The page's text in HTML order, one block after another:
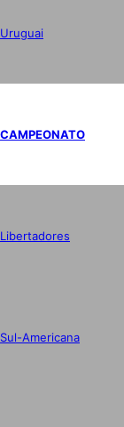
Uruguai
CAMPEONATO
Libertadores
Sul-Americana